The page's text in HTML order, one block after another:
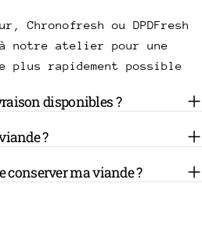
Chronofresh ou DPDFresh
notre atelier pour une
plus rapidement possible
disponibles ?
?
conserver ma viande ?